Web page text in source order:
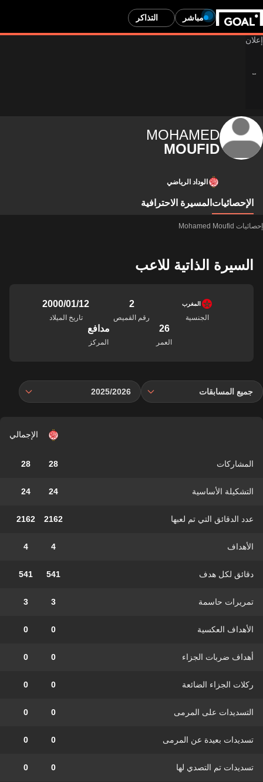
مباشر التذاكر
MOHAMED
MOUFID
الوداد الرياضي
الإحصائيات المسيرة الاحترافية
إحصائيات Mohamed Moufid
السيرة الذاتية للاعب
المغرب
الجنسية
2
رقم القميص
12‏/01‏/2000
تاريخ الميلاد
26
العمر
مدافع
المركز
جميع المسابقات 2025/2026
الإجمالي
المشاركات 28
28
التشكيلة الأساسية 24
24
عدد الدقائق التي تم لعبها 2162
2162
الأهداف 4
4
دقائق لكل هدف 541
541
تمريرات حاسمة 3
3
الأهداف العكسية 0
0
أهداف ضربات الجزاء 0
0
ركلات الجزاء الضائعة 0
0
التسديدات على المرمى 0
0
تسديدات بعيدة عن المرمى 0
0
تسديدات تم التصدي لها 0
0